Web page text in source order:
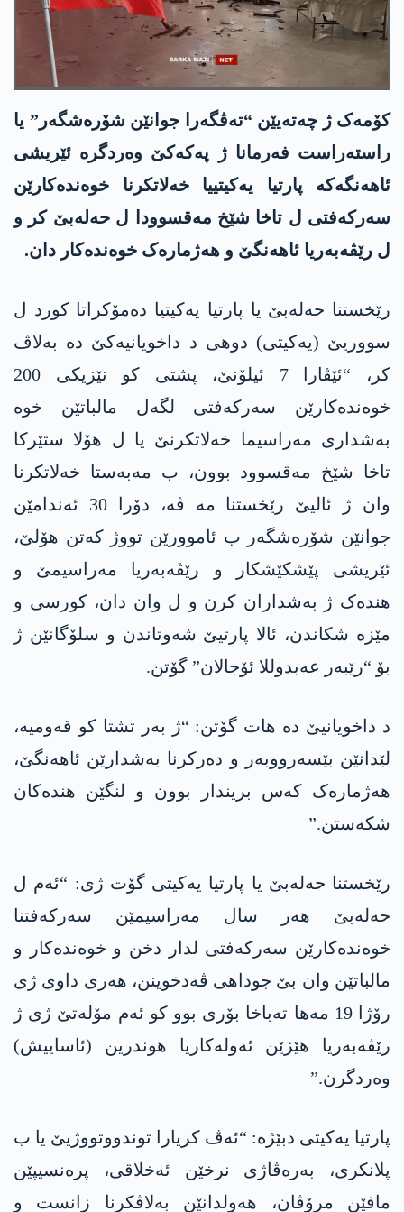
کۆمەک ژ چەتەیێن “تەڤگەرا جوانێن شۆرەشگەر” یا
راستەراست فەرمانا ژ پەکەکێ وەردگرە ئێریشی
ئاھەنگەکە پارتیا یەکیتییا خەلاتکرنا خوەندەکارێن
سەرکەفتی ل تاخا شێخ مەقسوودا ل حەلەبێ کر و
ل رێڤەبەریا ئاھەنگێ و ھەژمارەک خوەندەکار دان.
رێخستنا حەلەبێ یا پارتیا یەکیتیا دەمۆکراتا کورد ل
سووریێ (یەکیتی) دوھی د داخویانیەکێ دە بەلاڤ
کر، “ئێڤارا 7 ئیلۆنێ، پشتی کو نێزیکی 200
خوەندەکارێن سەرکەفتی لگەل مالباتێن خوە
بەشداری مەراسیما خەلاتکرنێ یا ل ھۆلا ستێرکا
تاخا شێخ مەقسوود بوون، ب مەبەستا خەلاتکرنا
وان ژ ئالیێ رێخستنا مە ڤە، دۆرا 30 ئەندامێن
جوانێن شۆرەشگەر ب ئاموورێن تووژ کەتن ھۆلێ،
ئێریشی پێشکێشکار و رێڤەبەریا مەراسیمێ و
ھندەک ژ بەشداران کرن و ل وان دان، کورسی و
مێزە شکاندن، ئالا پارتیێ شەوتاندن و سلۆگانێن ژ
بۆ “رێبەر عەبدوللا ئۆجالان” گۆتن.
د داخویانیێ دە ھات گۆتن: “ژ بەر تشتا کو قەومیە،
لێدانێن بێسەرووبەر و دەرکرنا بەشدارێن ئاھەنگێ،
ھەژمارەک کەس بریندار بوون و لنگێن ھندەکان
شکەستن.”
رێخستنا حەلەبێ یا پارتیا یەکیتی گۆت ژی: “ئەم ل
حەلەبێ ھەر سال مەراسیمێن سەرکەفتنا
خوەندەکارێن سەرکەفتی لدار دخن و خوەندەکار و
مالباتێن وان بێ جوداھی ڤەدخوینن، ھەری داوی ژی
رۆژا 19 مەھا تەباخا بۆری بوو کو ئەم مۆلەتێ ژی ژ
رێڤەبەریا ھێزێن ئەولەکاریا ھوندرین (ئاساییش)
وەردگرن.”
پارتیا یەکیتی دبێژە: “ئەڤ کریارا توندووتووژیێ یا ب
پلانکری، بەرەڤاژی نرخێن ئەخلاقی، پرەنسیپێن
مافێن مرۆڤان، ھەولدانێن بەلاڤکرنا زانست و